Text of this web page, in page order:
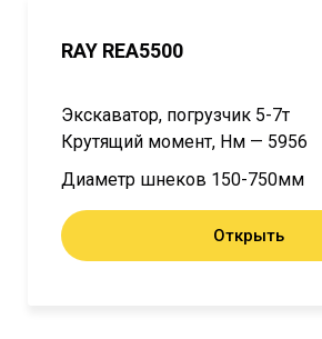
RAY REA5500
Экскаватор, погрузчик 5-7т
Крутящий момент, Нм — 5956
Диаметр шнеков 150-750мм
Открыть